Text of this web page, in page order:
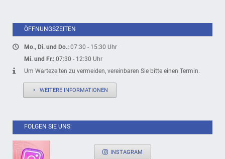
ÖFFNUNGSZEITEN
Mo., Di. und Do.:07:30 - 15:30 Uhr
Mi. und Fr.: 07:30 - 12:30 Uhr
Um Wartezeiten zu vermeiden, vereinbaren Sie bitte einen Termin.
WEITERE INFORMATIONEN
FOLGEN SIE UNS:
INSTAGRAM